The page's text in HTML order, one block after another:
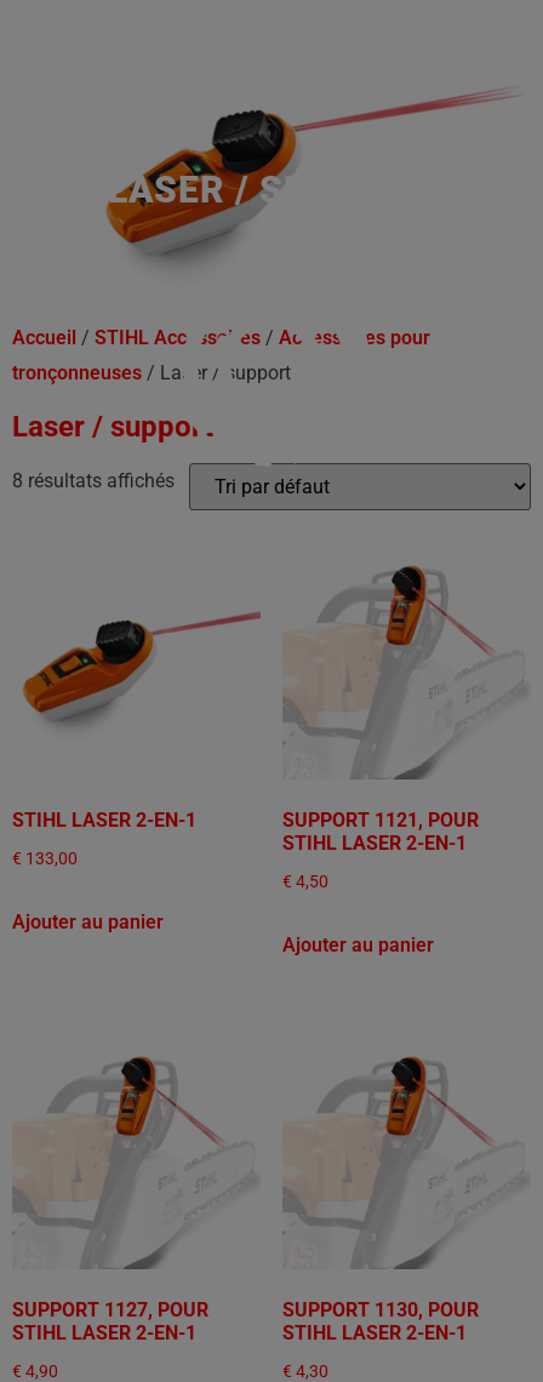
LASER / SUPPORT
Accueil / STIHL Accessoires / Accessoires pour
tronçonneuses / Laser / support
Laser / support
8 résultats affichés
STIHL LASER 2-EN-1
€ 133,00
Ajouter au panier
SUPPORT 1121, POUR
STIHL LASER 2-EN-1
€ 4,50
Ajouter au panier
SUPPORT 1127, POUR
STIHL LASER 2-EN-1
€ 4,90
SUPPORT 1130, POUR
STIHL LASER 2-EN-1
€ 4,30